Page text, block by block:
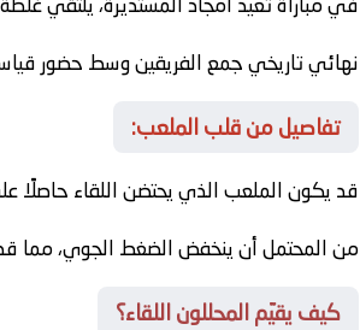
نهائي تاريخي جمع الفريقين وسط حضور
تفاصيل من قلب الملعب:
قد يكون الملعب الذي يحتضن اللقاء حاصلًا على تصنيف 5 نجوم من الفيفا
من المحتمل أن ينخفض الضغط الجوي، مما
كيف يقيّم المحللون اللقاء؟